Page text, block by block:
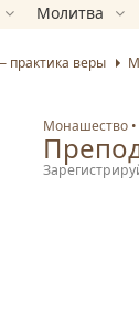
Молитва
практика веры
Монашество